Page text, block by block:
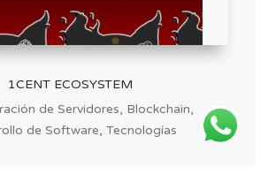
1CENT ECOSYSTEM
de Servidores, Blockchain,
de Software, Tecnologías